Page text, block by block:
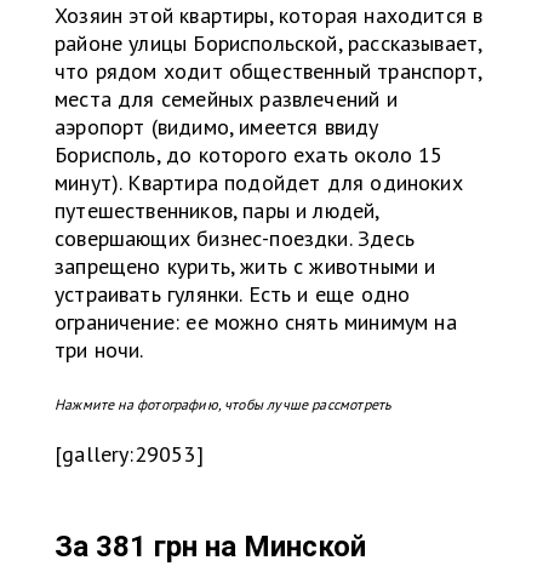
Хозяин этой квартиры, которая находится в
районе улицы Бориспольской, рассказывает,
что рядом ходит общественный транспорт,
места для семейных развлечений и
аэропорт (видимо, имеется ввиду
Борисполь, до которого ехать около 15
минут). Квартира подойдет для одиноких
путешественников, пары и людей,
совершающих бизнес-поездки. Здесь
запрещено курить, жить с животными и
устраивать гулянки. Есть и еще одно
ограничение: ее можно снять минимум на
три ночи.
Нажмите на фотографию, чтобы лучше рассмотреть
[gallery:29053]
За 381 грн на Минской